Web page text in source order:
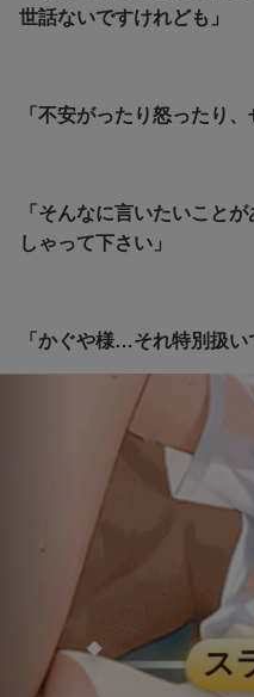
世話ないですけれども」
「不安がったり怒ったり
「そんなに言いたいこと
しゃって下さい」
「かぐや様…それ特別扱い